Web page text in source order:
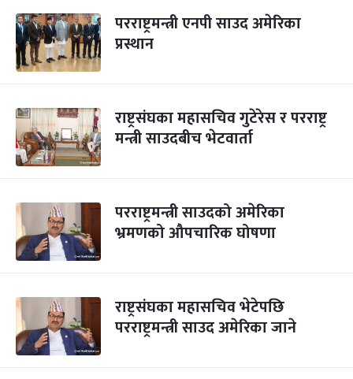
परराष्ट्रमन्त्री एनपी साउद अमेरिका
प्रस्थान
राष्ट्रसंघका महासचिव गुटेरेस र परराष्ट्र
मन्त्री साउदबीच भेटवार्ता
परराष्ट्रमन्त्री साउदको अमेरिका
भ्रमणको औपचारिक घोषणा
राष्ट्रसंघका महासचिव भेटेपछि
परराष्ट्रमन्त्री साउद अमेरिका जाने